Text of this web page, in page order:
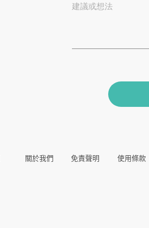
建議或想法
關於我們 免責聲明 使用條款